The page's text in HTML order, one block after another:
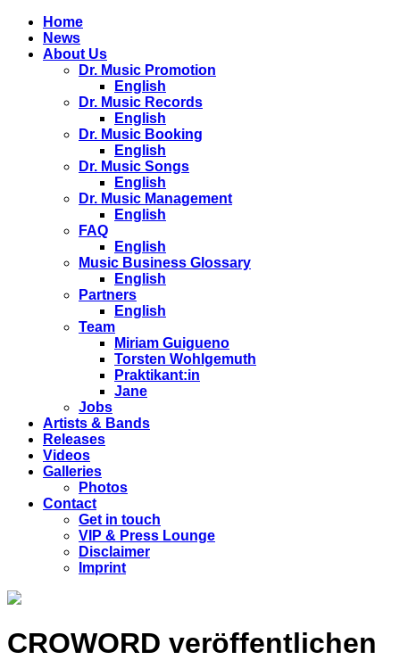
Home
News
About Us
Dr. Music Promotion
English
Dr. Music Records
English
Dr. Music Booking
English
Dr. Music Songs
English
Dr. Music Management
English
FAQ
English
Music Business Glossary
English
Partners
English
Team
Miriam Guigueno
Torsten Wohlgemuth
Praktikant:in
Jane
Jobs
Artists & Bands
Releases
Videos
Galleries
Photos
Contact
Get in touch
VIP & Press Lounge
Disclaimer
Imprint
CROWORD veröffentlichen